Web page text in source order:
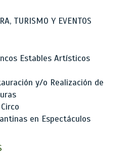
TURISMO Y EVENTOS
Estables Artísticos
y/o Realización de
en Espectáculos